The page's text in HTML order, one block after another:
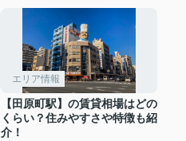
エリア情報
【田原町駅】の賃貸相場はどの
くらい？住みやすさや特徴も紹
介！